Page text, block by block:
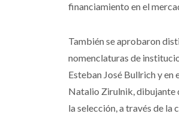
financiamiento en el
También se aprobaron
nomenclaturas de
Esteban José Bullrich y en
Natalio Zirulnik, dibujante
la selección, a través de la